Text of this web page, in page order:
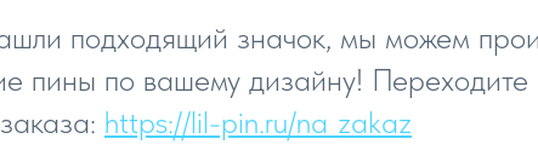
подходящий значок, мы можем
пины по вашему дизайну! Переходите
https://lil-pin.ru/na_zakaz